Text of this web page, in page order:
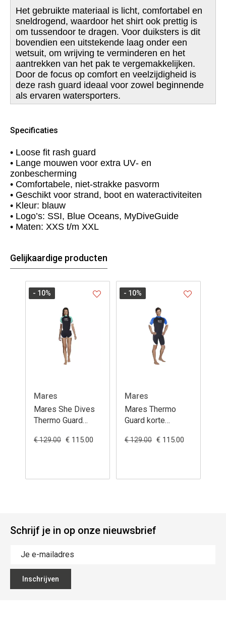
Het gebruikte materiaal is licht, comfortabel en
sneldrogend, waardoor het shirt ook prettig is
om tussendoor te dragen. Voor duiksters is dit
bovendien een uitstekende laag onder een
wetsuit, om wrijving te verminderen en het
aantrekken van het pak te vergemakkelijken.
Door de focus op comfort en veelzijdigheid is
deze rash guard ideaal voor zowel beginnende
als ervaren watersporters.
Specificaties
• Loose fit rash guard
• Lange mouwen voor extra UV‑ en
zonbescherming
• Comfortabele, niet‑strakke pasvorm
• Geschikt voor strand, boot en wateractiviteiten
• Kleur: blauw
• Logo’s: SSI, Blue Oceans, MyDiveGuide
• Maten: XXS t/m XXL
Gelijkaardige producten
Mares
Mares She Dives
Thermo Guard
mm – Metalite
€ 129.00 € 115.00
- 10%
Mares
Mares Thermo
Guard korte
€ 129.00 € 115.00
- 10%
Schrijf je in op onze nieuwsbrief
Inschrijven